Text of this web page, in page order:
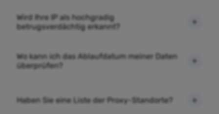
Wird Ihre IP als hochgradig
betrugsverdächtig erkannt?
Wo kann ich das Ablaufdatum meiner Daten
überprüfen?
Haben Sie eine Liste der Proxy-Standorte?